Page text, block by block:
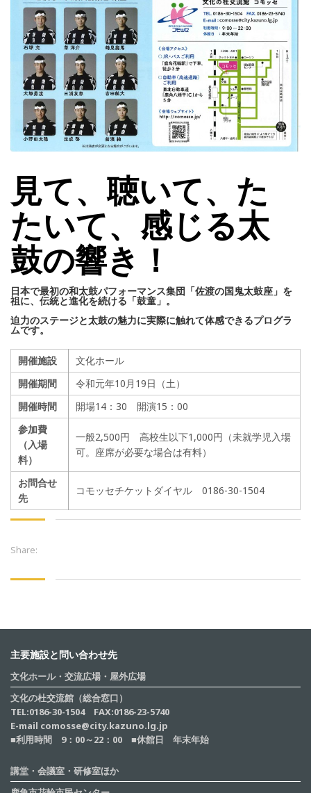
見て、聴いて、た
たいて、感じる太
鼓の響き！
日本で最初の和太鼓パフォーマンス集団「佐渡の国鬼太鼓座」を
祖に、伝統と進化を続ける「鼓童」。
迫力のステージと太鼓の魅力に実際に触れて体感できるプログラ
ムです。
開催施設
文化ホール
開催期間
令和元年10月19日（土）
開催時間
開場14：30 開演15：00
参加費
（入場
料）
一般2,500円 高校生以下1,000円（未就学児入場
可。座席が必要な場合は有料）
お問合せ
先
コモッセチケットダイヤル 0186-30-1504
Share:
主要施設と問い合わせ先
文化ホール・交流広場・屋外広場
文化の杜交流館（総合窓口）
TEL:0186-30-1504 FAX:0186-23-5740
E-mail comosse@city.kazuno.lg.jp
■利用時間 9：00～22：00 ■休館日 年末年始
講堂・会議室・研修室ほか